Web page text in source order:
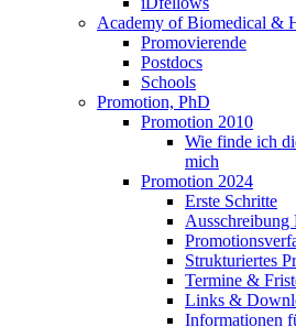
Academy of Biomedical &
Promovierende
Postdocs
Schools
Promotion, PhD
Promotion 2010
Wie finde ich
mich
Promotion 2024
Erste Schritte
Ausschreibung
Strukturiertes
Termine &
Links &
Informationen